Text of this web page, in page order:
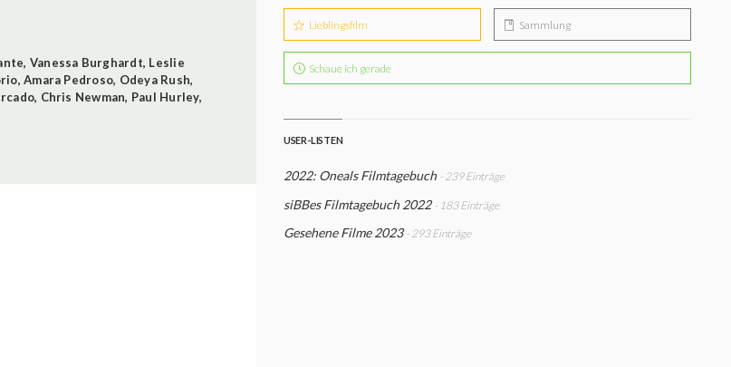
, Vanessa Burghardt, Leslie
,Amara Pedroso, Odeya Rush,
, Chris Newman, Paul Hurley,
Lieblingsfilm Sammlung
Schaue ich gerade
USER-LISTEN
2022: Oneals Filmtagebuch - 239 Einträge
siBBes Filmtagebuch 2022 - 183 Einträge
Gesehene Filme 2023 - 293 Einträge